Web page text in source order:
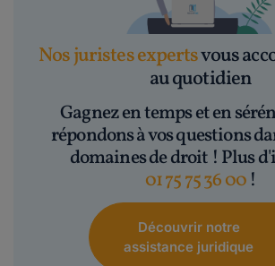
Nos juristes expertsvous
au quotidien
Gagnez en temps et en
répondons à vos questions
domaines de droit ! Plus
01 75 75 36 00 !
Découvrir notre
assistance juridique